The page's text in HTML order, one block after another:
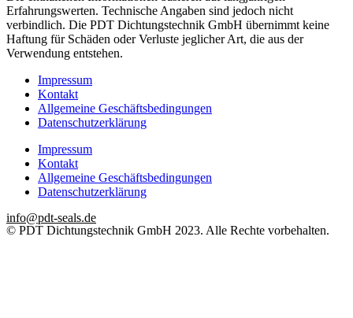
Erfahrungswerten. Technische Angaben sind jedoch nicht
verbindlich. Die PDT Dichtungstechnik GmbH übernimmt keine
Haftung für Schäden oder Verluste jeglicher Art, die aus der
Verwendung entstehen.
Impressum
Kontakt
Allgemeine Geschäftsbedingungen
Datenschutzerklärung
Impressum
Kontakt
Allgemeine Geschäftsbedingungen
Datenschutzerklärung
info@pdt-seals.de
© PDT Dichtungstechnik GmbH 2023. Alle Rechte vorbehalten.